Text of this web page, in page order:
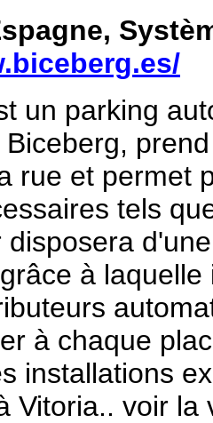
,
un parking
rue et permet
tels
disposera
à
à chaque
installations
Vitoria.. voir la